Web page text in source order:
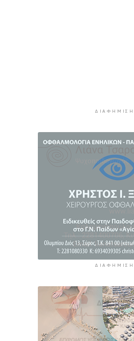
πάλι σε ισχύ τη Συμφωνία
«Στάχτη» 272.860
12 ώρες 31 λεπτά πρίν
ΔΙΑΦΉΜΙΣΗ
ΔΙΑΦΉΜΙΣΗ